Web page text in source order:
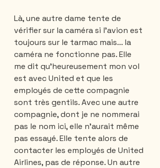
Là, une autre dame tente de
vérifier sur la caméra si l’avion est
toujours sur le tarmac mais... la
caméra ne fonctionne pas. Elle
me dit qu’heureusement mon vol
est avec United et que les
employés de cette compagnie
sont très gentils. Avec une autre
compagnie, dont je ne nommerai
pas le nom ici, elle n’aurait même
pas essayé. Elle tente alors de
contacter les employés de United
Airlines, pas de réponse. Un autre